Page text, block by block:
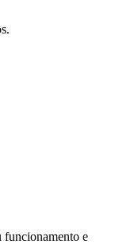
funcionamento e